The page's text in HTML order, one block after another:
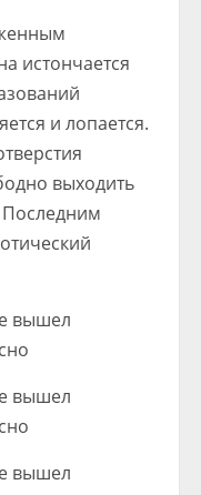
истончается
и лопается.
выходить
Последним